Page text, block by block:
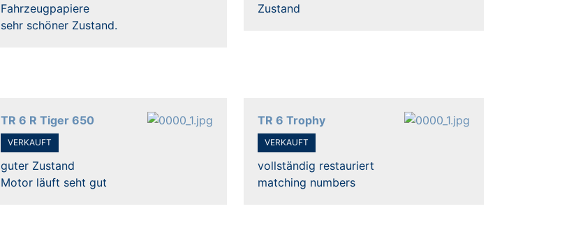
Fahrzeugpapiere
sehr schöner Zustand.
Zustand
TR 6 R Tiger 650
VERKAUFT
guter Zustand
Motor läuft seht gut
TR 6 Trophy
VERKAUFT
vollständig restauriert
matching numbers